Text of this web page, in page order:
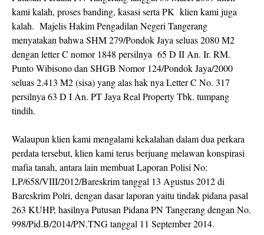
kami kalah, proses banding, kasasi serta PK klien kami juga
kalah. Majelis Hakim Pengadilan Negeri Tangerang
menyatakan bahwa SHM 279/Pondok Jaya seluas 2080 M2
dengan letter C nomor 1848 persilnya 65 D II An. Ir. RM.
Punto Wibisono dan SHGB Nomor 124/Pondok Jaya/2000
seluas 2.413 M2 (sisa) yang alas hak nya Letter C No. 317
persilnya 63 D I An. PT Jaya Real Property Tbk. tumpang
tindih.
Walaupun klien kami mengalami kekalahan dalam dua perkara
perdata tersebut, klien kami terus berjuang melawan konspirasi
mafia tanah, antara lain membuat Laporan Polisi No:
LP/658/VIII/2012/Bareskrim tanggal 13 Agustus 2012 di
Bareskrim Polri, dengan dasar laporan yaitu tindak pidana pasal
263 KUHP, hasilnya Putusan Pidana PN Tangerang dengan No.
998/Pid.B/2014/PN.TNG tanggal 11 September 2014.